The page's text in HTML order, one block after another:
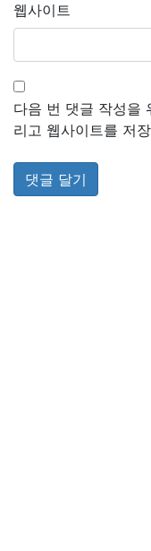
웹사이트
다음 번 댓글 작성을
리고 웹사이트를 저